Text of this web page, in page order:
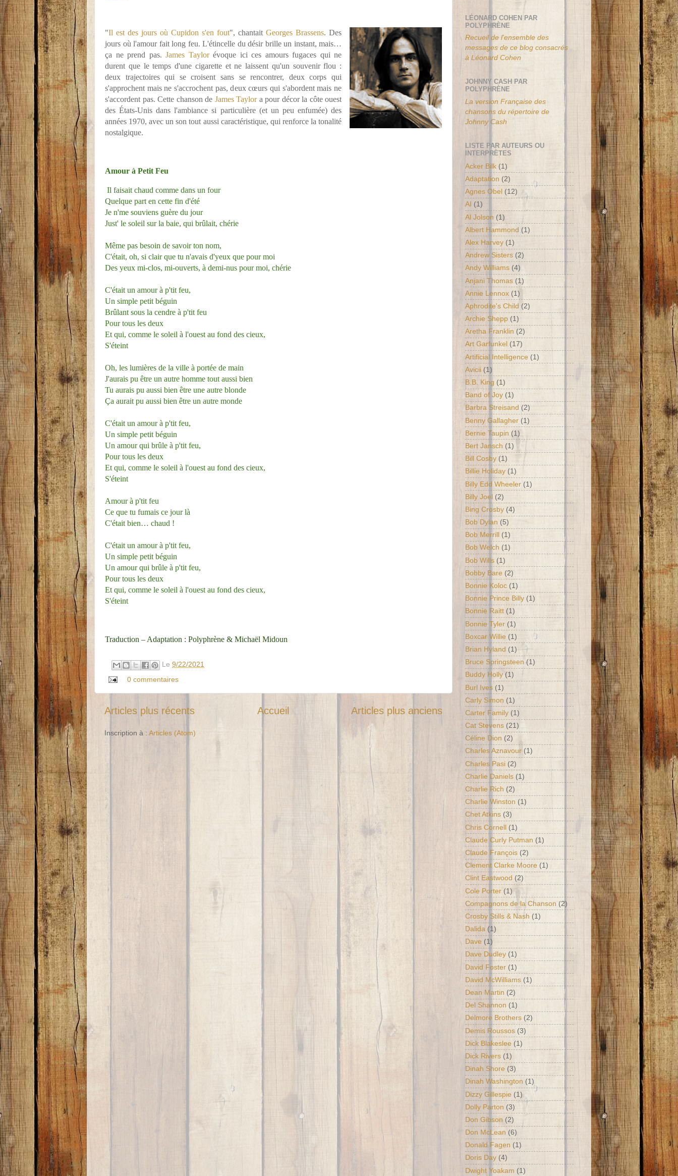
"Il est des jours où Cupidon s'en fout", chantait Georges Brassens. Des
jours où l'amour fait long feu. L'étincelle du désir brille un instant, mais…
ça ne prend pas. James Taylorévoque ici ces amours fugaces qui ne
durent que le temps d'une cigarette et ne laissent qu'un souvenir flou :
deux trajectoires qui se croisent sans se rencontrer, deux corps qui
s'approchent mais ne s'accrochent pas, deux cœurs qui s'abordent mais ne
s'accordent pas. Cette chanson de James Taylora pour décor la côte ouest
des États-Unis dans l'ambiance si particulière (et un peu enfumée) des
années 1970, avec un son tout aussi caractéristique, qui renforce la tonalité
nostalgique.
Amour à Petit Feu
Il faisait chaud comme dans un four
Quelque part en cette fin d'été
Je n'me souviens guère du jour
Just' le soleil sur la baie, qui brûlait, chérie
Même pas besoin de savoir ton nom,
C'était, oh, si clair que tu n'avais d'yeux que pour moi
Des yeux mi-clos, mi-ouverts, à demi-nus pour moi, chérie
C'était un amour à p'tit feu,
Un simple petit béguin
Brûlant sous la cendre à p'tit feu
Pour tous les deux
Et qui, comme le soleil à l'ouest au fond des cieux,
S'éteint
Oh, les lumières de la ville à portée de main
J'aurais pu être un autre homme tout aussi bien
Tu aurais pu aussi bien être une autre blonde
Ça aurait pu aussi bien être un autre monde
C'était un amour à p'tit feu,
Un simple petit béguin
Un amour qui brûle à p'tit feu,
Pour tous les deux
Et qui, comme le soleil à l'ouest au fond des cieux,
S'éteint
Amour à p'tit feu
Ce que tu fumais ce jour là
C'était bien… chaud !
C'était un amour à p'tit feu,
Un simple petit béguin
Un amour qui brûle à p'tit feu,
Pour tous les deux
Et qui, comme le soleil à l'ouest au fond des cieux,
S'éteint
Traduction – Adaptation : Polyphrène & Michaël Midoun
Le9/22/2021
0 commentaires
Articles plus récents Articles plus anciens
Accueil
Inscription à : Articles (Atom)
LÉONARD COHEN PAR
POLYPHRÈNE
Recueil de l'ensemble des
messages de ce blog consacrés
à Léonard Cohen
JOHNNY CASH PAR
POLYPHRÈNE
La version Française des
chansons du répertoire de
Johnny Cash
LISTE PAR AUTEURS OU
INTERPRÈTES
Acker Bilk (1)
Adaptation (2)
Agnes Obel (12)
AI (1)
Al Jolson (1)
Albert Hammond (1)
Alex Harvey (1)
Andrew Sisters (2)
Andy Williams (4)
Anjani Thomas (1)
Annie Lennox (1)
Aphrodite's Child (2)
Archie Shepp (1)
Aretha Franklin (2)
Art Garfunkel (17)
Artificial Intelligence (1)
Avicii (1)
B.B. King (1)
Band of Joy (1)
Barbra Streisand (2)
Benny Gallagher (1)
Bernie Taupin (1)
Bert Jansch (1)
Bill Cosby (1)
Billie Holiday (1)
Billy Edd Wheeler (1)
Billy Joel (2)
Bing Crosby (4)
Bob Dylan (5)
Bob Merrill (1)
Bob Welch (1)
Bob Wills (1)
Bobby Bare (2)
Bonnie Koloc (1)
Bonnie Prince Billy (1)
Bonnie Raitt (1)
Bonnie Tyler (1)
Boxcar Willie (1)
Brian Hyland (1)
Bruce Springsteen (1)
Buddy Holly (1)
Burl Ives (1)
Carly Simon (1)
Carter Family (1)
Cat Stevens (21)
Céline Dion (2)
Charles Aznavour (1)
Charles Pasi (2)
Charlie Daniels (1)
Charlie Rich (2)
Charlie Winston (1)
Chet Atkins (3)
Chris Cornell (1)
Claude Curly Putman (1)
Claude François (2)
Clement Clarke Moore (1)
Clint Eastwood (2)
Cole Porter (1)
Compagnons de la Chanson (2)
Crosby Stills & Nash (1)
Dalida (1)
Dave (1)
Dave Dudley (1)
David Foster (1)
David McWilliams (1)
Dean Martin (2)
Del Shannon (1)
Delmore Brothers (2)
Demis Roussos (3)
Dick Blakeslee (1)
Dick Rivers (1)
Dinah Shore (3)
Dinah Washington (1)
Dizzy Gillespie (1)
Dolly Parton (3)
Don Gibson (2)
Don McLean (6)
Donald Fagen (1)
Doris Day (4)
Dwight Yoakam (1)